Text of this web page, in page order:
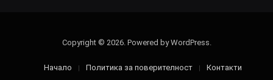
Copyright © 2026. Powered by WordPress.
Начало Политика за поверителност Контакти